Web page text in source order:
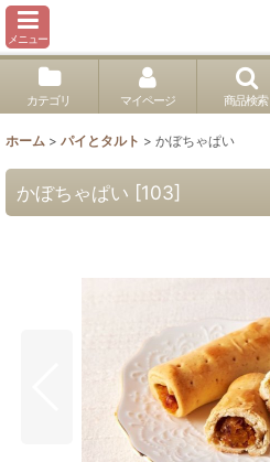
メニュー
カテゴリ マイページ 商品検索
ホーム > パイとタルト > かぼちゃぱい
かぼちゃぱい [103]